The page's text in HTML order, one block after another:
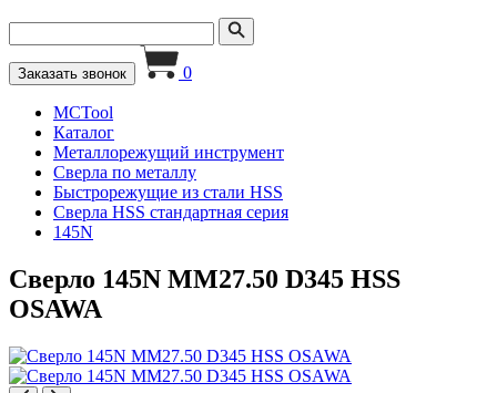
Заказать звонок 0
MCTool
Каталог
Металлорежущий инструмент
Сверла по металлу
Быстрорежущие из стали HSS
Сверла HSS стандартная серия
145N
Сверло 145N MM27.50 D345 HSS
OSAWA